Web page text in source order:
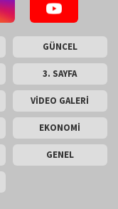
GÜNCEL
3. SAYFA
VİDEO GALERİ
EKONOMİ
GENEL